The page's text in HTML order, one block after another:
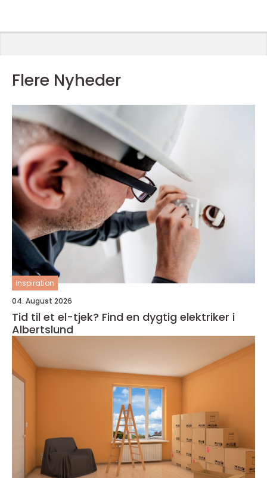
Flere Nyheder
inspiration
04. August 2026
Tid til et el-tjek? Find en dygtig elektriker i
Albertslund